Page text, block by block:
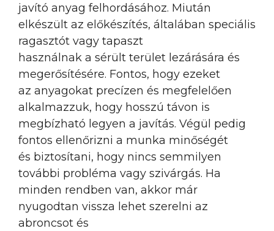
javító anyag felhordásához. Miután
elkészült az előkészítés, általában speciális
ragasztót vagy tapaszt
használnak a sérült terület lezárására és
megerősítésére. Fontos, hogy ezeket
az anyagokat precízen és megfelelően
alkalmazzuk, hogy hosszú távon is
megbízható legyen a javítás. Végül pedig
fontos ellenőrizni a munka minőségét
és biztosítani, hogy nincs semmilyen
további probléma vagy szivárgás. Ha
minden rendben van, akkor már
nyugodtan vissza lehet szerelni az
abroncsot és